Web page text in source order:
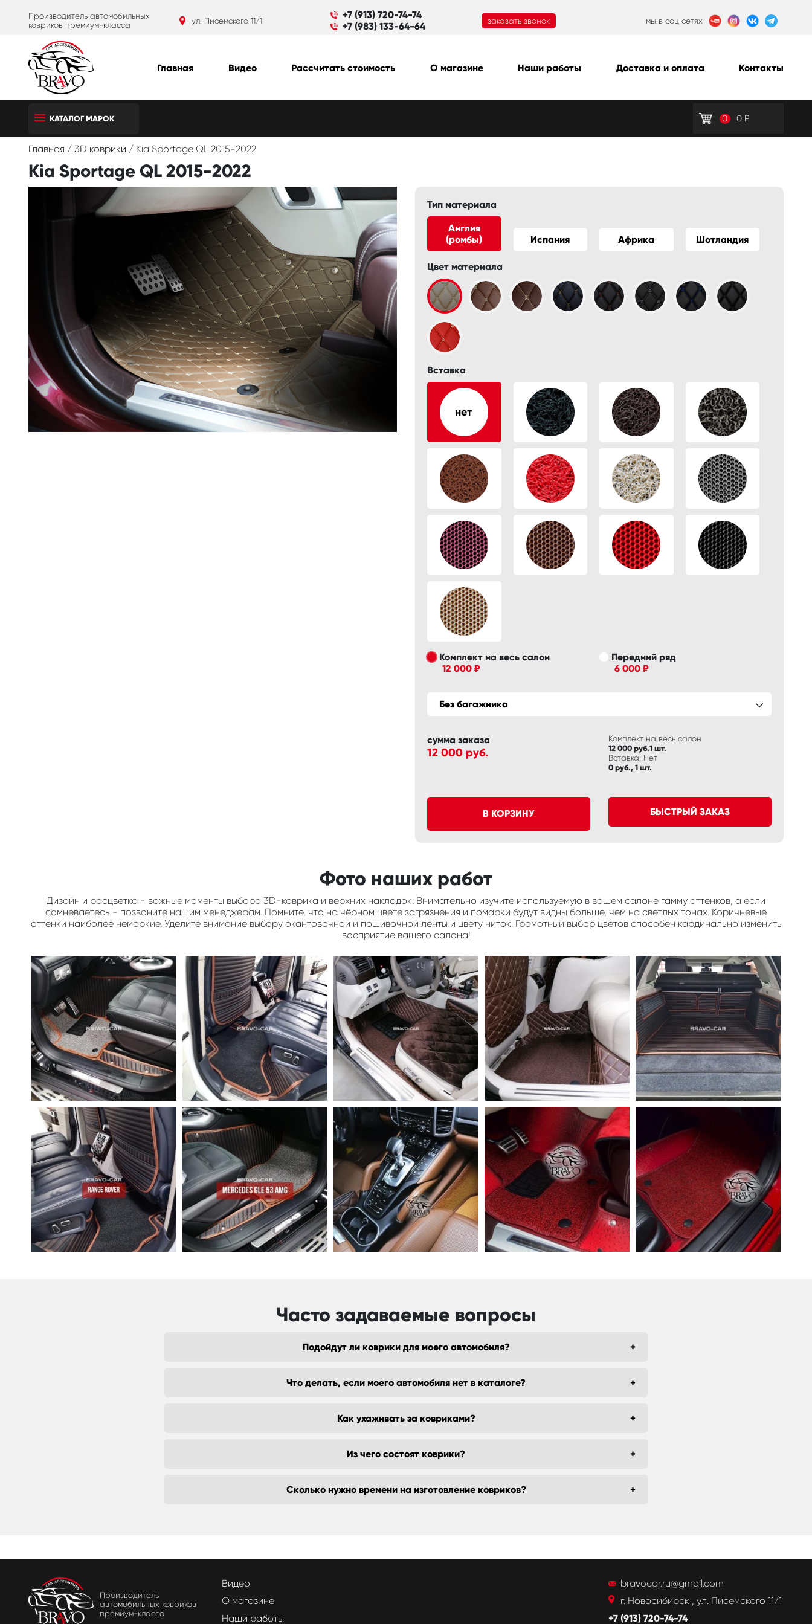
Производитель автомобильных
ковриков премиум-класса
ул. Писемского 11/1
+7 (913) 720-74-74
+7 (983) 133-64-64
заказать звонок мы в соц сетях
Главная Видео Рассчитать стоимость О магазине Наши работы Доставка и оплата Контакты
КАТАЛОГ МАРОК 0 0 Р
Главная / 3D коврики / Kia Sportage QL 2015-2022
Kia Sportage QL 2015-2022
Тип материала
Англия
(ромбы)
Испания Африка Шотландия
Цвет материала
Вставка
Комплект на весь салон
12 000 ₽
Передний ряд
6 000 ₽
Без багажника
сумма заказа
12 000 руб.
Комплект на весь салон
12 000 руб.1 шт.
Вставка: Нет
0 руб., 1 шт.
В КОРЗИНУ БЫСТРЫЙ ЗАКАЗ
Фото наших работ
Дизайн и расцветка - важные моменты выбора 3D-коврика и верхних накладок. Внимательно изучите используемую в вашем салоне гамму оттенков, а если
сомневаетесь - позвоните нашим менеджерам. Помните, что на чёрном цвете загрязнения и помарки будут видны больше, чем на светлых тонах. Коричневые
оттенки наиболее немаркие. Уделите внимание выбору окантовочной и пошивочной ленты и цвету ниток. Грамотный выбор цветов способен кардинально изменить
восприятие вашего салона!
Часто задаваемые вопросы
Подойдут ли коврики для моего автомобиля?
Что делать, если моего автомобиля нет в каталоге?
Как ухаживать за ковриками?
Из чего состоят коврики?
Сколько нужно времени на изготовление ковриков?
Производитель
автомобильных ковриков
премиум-класса
Видео
О магазине
Наши работы
bravocar.ru@gmail.com
г. Новосибирск , ул. Писемского 11/1
+7 (913) 720-74-74